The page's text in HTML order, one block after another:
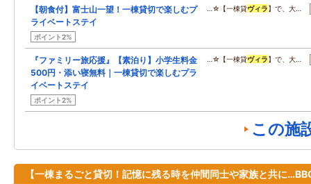
【朝食付】富士山一望！一棟貸切で楽しむプ
ライベートステイ
ポイント2%
…☆【一棟貸ヴィラ】で、大…
『ファミリー旅応援』【素泊り】小学生料金
500円・添い寝無料｜一棟貸切で楽しむプラ
イベートステイ
ポイント2%
…☆【一棟貸ヴィラ】で、大…
この施
【一棟まるごと貸切！記憶に残る時を仲間同士や家族と共に